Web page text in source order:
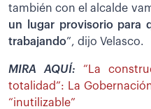
también con el alcalde
un lugar provisorio para
trabajando”, dijo Velasco.
MIRA AQUÍ: “La
totalidad”: La
“inutilizable”